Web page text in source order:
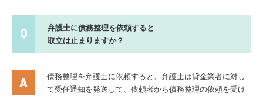
弁護士に債務整理を依頼すると
取立は止まりますか？
債務整理を弁護士に依頼すると、弁護士は貸金業者に対し
て受任通知を発送して、依頼者から債務整理の依頼を受け